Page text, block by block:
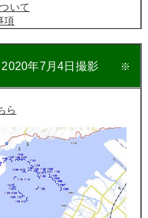
いて
項
年7月4日撮影
※
ら